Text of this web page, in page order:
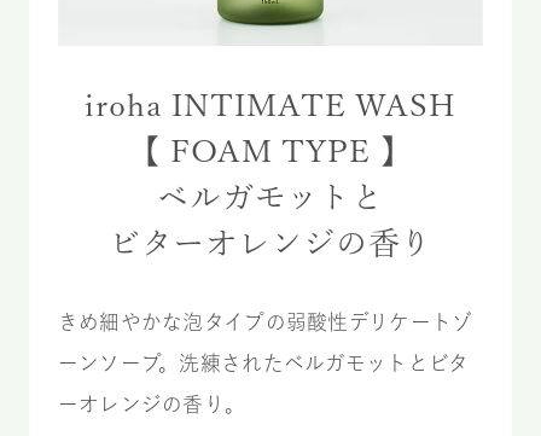
iroha INTIMATE WASH
【 FOAM TYPE 】
ベルガモットと
ビターオレンジの香り
きめ細やかな泡タイプの弱酸性デリケートゾ
ーンソープ。洗練されたベルガモットとビタ
ーオレンジの香り。